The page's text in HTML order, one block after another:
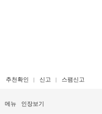
추천확인 신고 스팸신고
메뉴 인장보기